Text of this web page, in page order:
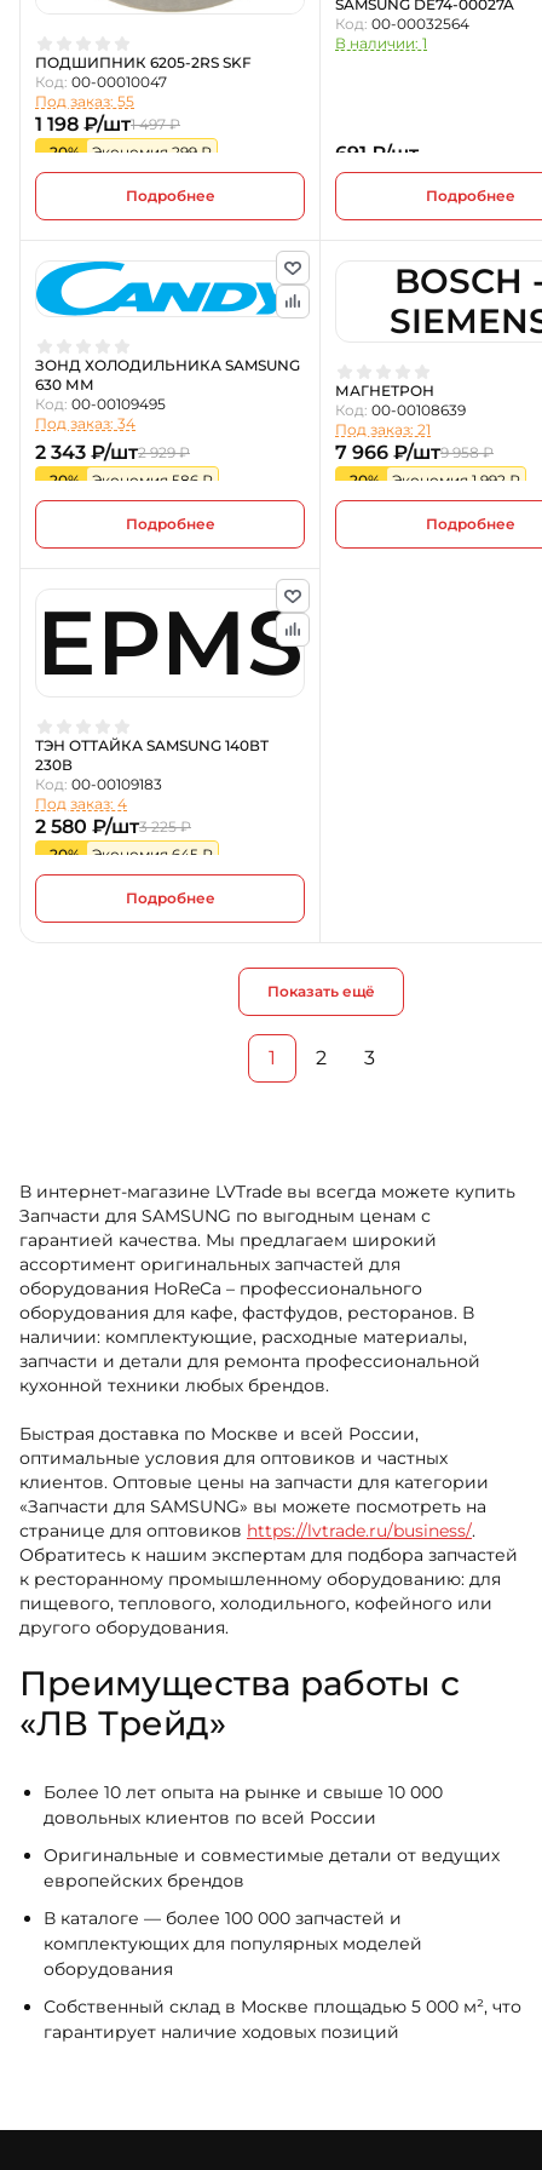
ПОДШИПНИК 6205-2RS SKF
Код: 00-00010047
Под заказ: 55
1 198 ₽/шт1 497 ₽
-20%
Экономия 299 ₽
Подробнее
SAMSUNG DE74-00027A
Код: 00-00032564
В наличии: 1
691 ₽/шт
Подробнее
ЗОНД ХОЛОДИЛЬНИКА SAMSUNG
630 ММ
Код: 00-00109495
Под заказ: 34
2 343 ₽/шт2 929 ₽
-20%
Экономия 586 ₽
Подробнее
BOSCH
МАГНЕТРОН
Код: 00-00108639
Под заказ: 21
7 966 ₽/шт9 958 ₽
-20%
Экономия 1 992 ₽
Подробнее
EPMS
ТЭН ОТТАЙКА SAMSUNG 140ВТ
230В
Код: 00-00109183
Под заказ: 4
2 580 ₽/шт3 225 ₽
-20%
Экономия 645 ₽
Подробнее
Показать ещё
1 2 3
В интернет-магазине LVTrade вы всегда можете купить
Запчасти для SAMSUNG по выгодным ценам с
гарантией качества. Мы предлагаем широкий
ассортимент оригинальных запчастей для
оборудования HoReCa – профессионального
оборудования для кафе, фастфудов, ресторанов. В
наличии: комплектующие, расходные материалы,
запчасти и детали для ремонта профессиональной
кухонной техники любых брендов.
Быстрая доставка по Москве и всей России,
оптимальные условия для оптовиков и частных
клиентов. Оптовые цены на запчасти для категории
«Запчасти для SAMSUNG» вы можете посмотреть на
странице для оптовиков https://lvtrade.ru/business/.
Обратитесь к нашим экспертам для подбора запчастей
к ресторанному промышленному оборудованию: для
пищевого, теплового, холодильного, кофейного или
другого оборудования.
Преимущества работы с
«ЛВ Трейд»
Более 10 лет опыта на рынке и свыше 10 000
довольных клиентов по всей России
Оригинальные и совместимые детали от ведущих
европейских брендов
В каталоге — более 100 000 запчастей и
комплектующих для популярных моделей
оборудования
Собственный склад в Москве площадью 5 000 м², что
гарантирует наличие ходовых позиций